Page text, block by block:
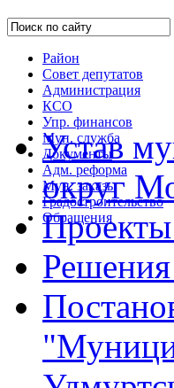
Район
Совет депутатов
Администрация
КСО
Упр. финансов
Мун. служба
Документы
Адм. реформа
Мун. заказы
Градостроительство
Обращения
Устав
округ
Решения